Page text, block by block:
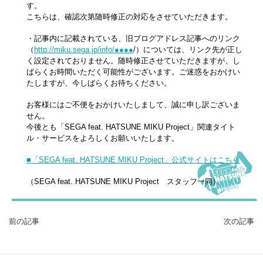
す。
こちらは、確認次第随時修正の対応をさせていただきます。
・記事内に記載されている、旧ブログアドレス記事へのリンク
（ http://miku.sega.jp/info/●●●●/）については、リンク先が正し
く設定されておりません。随時修正させていただきますが、し
ばらくお時間いただく可能性がございます。ご迷惑をおかけい
たしますが、今しばらくお待ちください。
お客様にはご不便をおかけいたしまして、誠に申し訳ございま
せん。
今後とも「SEGA feat. HATSUNE MIKU Project」関連タイト
ル・サービスをよろしくお願いいたします。
■「SEGA feat. HATSUNE MIKU Project」公式サイトはこちら
（SEGA feat. HATSUNE MIKU Project スタッフ一同）
前の記事 次の記事